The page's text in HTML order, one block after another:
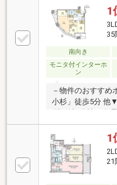
配膳がスムーズ
パントリー等、収
室・トランクルー
えており、手荷物
す・各階に24時
ご希望の住まい
物件の詳細・ご相
い。
1
南向き
モニタ付インターホ
ン
－物件のおすす
小杉」徒歩5分 他
(株)他旧分譲・免
廊下部分が少なく
可(細則有)▼設備・
器・浴室は1620サ
専有面積はトラン
を含む※カウンタ
1
21